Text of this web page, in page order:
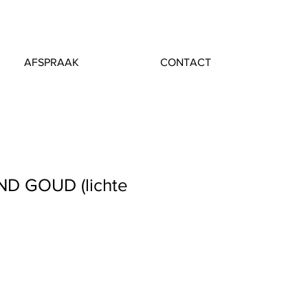
AFSPRAAK CONTACT
GOUD (lichte